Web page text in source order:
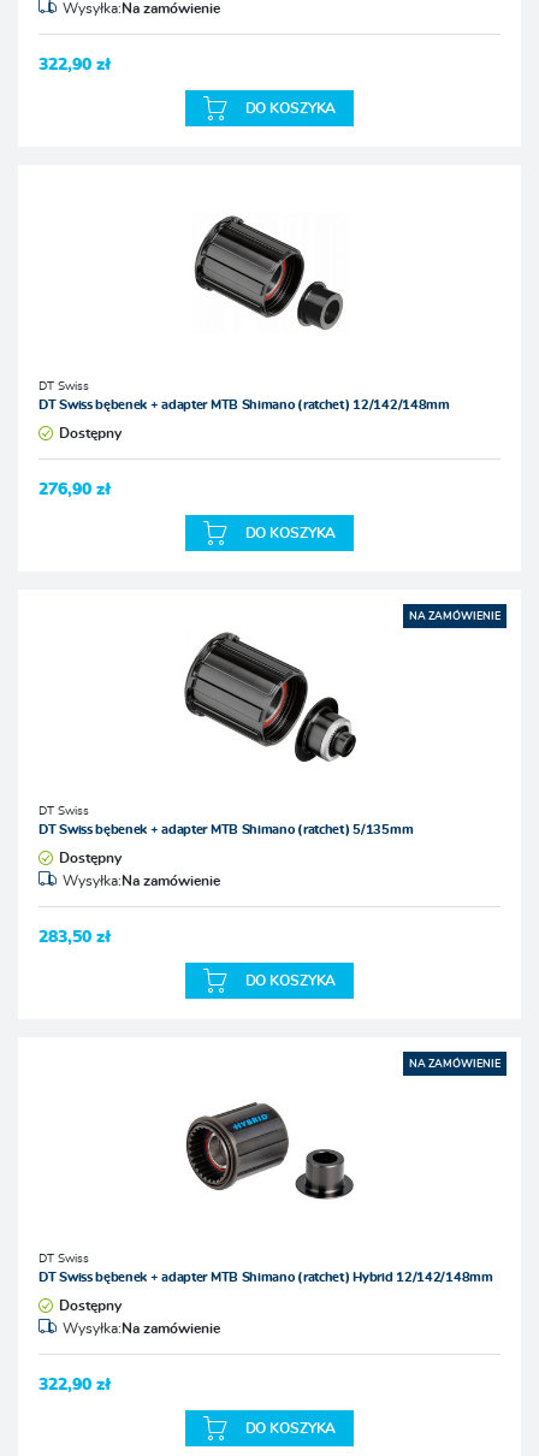
Wysyłka:Na zamówienie
322,90 zł
DO KOSZYKA
DT Swiss
DT Swiss bębenek + adapter MTB Shimano (ratchet) 12/142/148mm
Dostępny
276,90 zł
DO KOSZYKA
NA ZAMÓWIENIE
DT Swiss
DT Swiss bębenek + adapter MTB Shimano (ratchet) 5/135mm
Dostępny
Wysyłka: Na zamówienie
283,50 zł
DO KOSZYKA
NA ZAMÓWIENIE
DT Swiss
DT Swiss bębenek + adapter MTB Shimano (ratchet) Hybrid 12/142/148mm
Dostępny
Wysyłka: Na zamówienie
322,90 zł
DO KOSZYKA